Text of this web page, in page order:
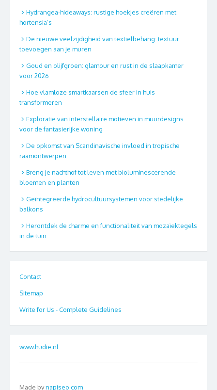
Hydrangea-hideaways: rustige hoekjes creëren met
hortensia’s
De nieuwe veelzijdigheid van textielbehang: textuur
toevoegen aan je muren
Goud en olijfgroen: glamour en rust in de slaapkamer
voor 2026
Hoe vlamloze smartkaarsen de sfeer in huis
transformeren
Exploratie van interstellaire motieven in muurdesigns
voor de fantasierijke woning
De opkomst van Scandinavische invloed in tropische
raamontwerpen
Breng je nachthof tot leven met bioluminescerende
bloemen en planten
Geïntegreerde hydrocultuursystemen voor stedelijke
balkons
Herontdek de charme en functionaliteit van mozaïektegels
in de tuin
Contact
Sitemap
Write for Us - Complete Guidelines
www.hudie.nl
Made bynapiseo.com